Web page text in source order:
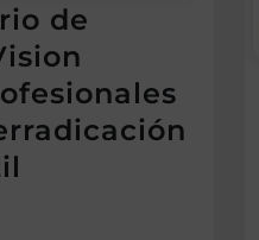
de